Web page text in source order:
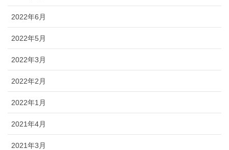
2022年6月
2022年5月
2022年3月
2022年2月
2022年1月
2021年4月
2021年3月